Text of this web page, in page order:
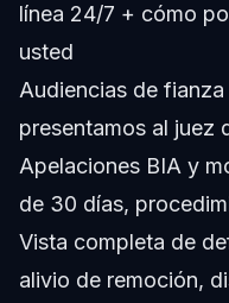
línea 24/7 + cómo
usted
Audiencias de
presentamos al juez
Apelaciones BIA y
de 30 días,
Vista completa de
alivio de remoción,